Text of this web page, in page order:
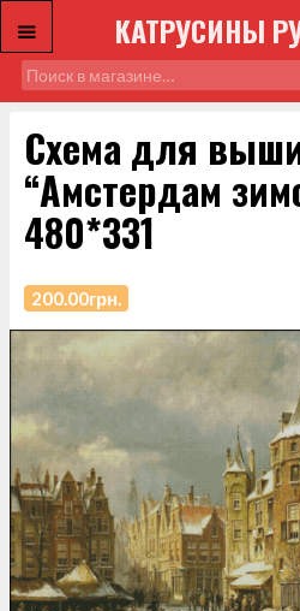
КАТРУСИНЫ
Схема для
“Амстердам
480*331
200.00грн.